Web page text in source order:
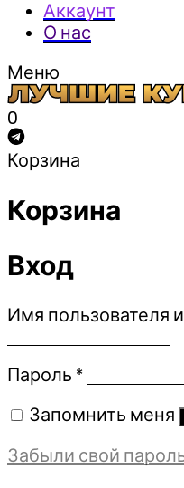
Аккаунт
О нас
Меню
0
Корзина
Корзина
Вход
Имя пользователя
Пароль *
Запомнить меня
Забыли свой